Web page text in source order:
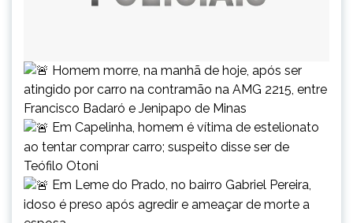
Homem morre, na manhã de hoje, após ser
atingido por carro na contramão na AMG 2215, entre
Francisco Badaró e Jenipapo de Minas
Em Capelinha, homem é vítima de estelionato
ao tentar comprar carro; suspeito disse ser de
Teófilo Otoni
Em Leme do Prado, no bairro Gabriel Pereira,
idoso é preso após agredir e ameaçar de morte a